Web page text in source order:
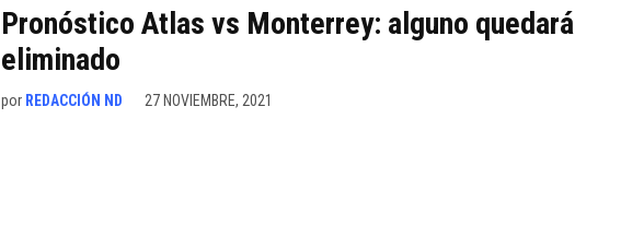
Pronóstico Atlas vs Monterrey: alguno quedará
eliminado
por REDACCIÓN ND 27 NOVIEMBRE, 2021